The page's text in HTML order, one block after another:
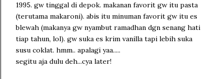
1995. gw tinggal di depok. makanan favorit gw itu pasta
(terutama makaroni). abis itu minuman favorit gw itu es
blewah (makanya gw nyambut ramadhan dgn senang hati
tiap tahun, lol). gw suka es krim vanilla tapi lebih suka
susu coklat. hmm.. apalagi yaa.....
segitu aja dulu deh...cya later!